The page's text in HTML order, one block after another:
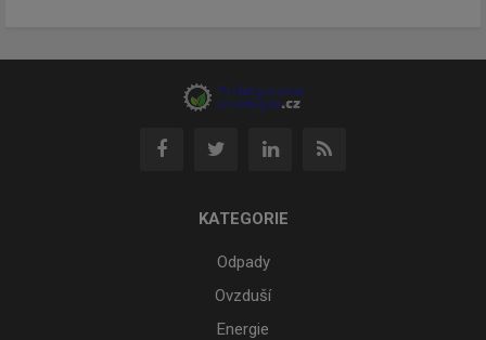
KATEGORIE
Odpady
Ovzduší
Energie